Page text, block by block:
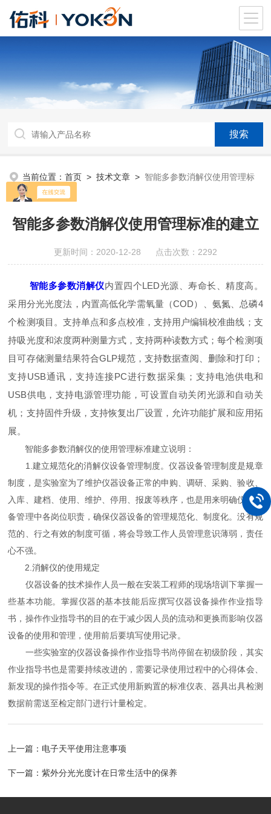
当前位置：首页 >技术文章 > 智能多参数消解仪使用管理标
准的建立
智能多参数消解仪使用管理标准的建立
更新时间：2020-12-28 点击次数：2292
智能多参数消解仪内置四个LED光源、寿命长、精度高。
采用分光光度法，内置高低化学需氧量（COD）、氨氮、总磷4
个检测项目。支持单点和多点校准，支持用户编辑校准曲线；支
持吸光度和浓度两种测量方式，支持两种读数方式；每个检测项
目可存储测量结果符合GLP规范，支持数据查阅、删除和打印；
支持USB通讯，支持连接PC进行数据采集；支持电池供电和
USB供电，支持电源管理功能，可设置自动关闭光源和自动关
机；支持固件升级，支持恢复出厂设置，允许功能扩展和应用拓
展。
智能多参数消解仪的使用管理标准建立说明：
1.建立规范化的消解仪设备管理制度。仪器设备管理制度是规章
制度，是实验室为了维护仪器设备正常的申购、调研、采购、验收、
入库、建档、使用、维护、停用、报废等秩序，也是用来明确仪器设
备管理中各岗位职责，确保仪器设备的管理规范化、制度化。没有规
范的、行之有效的制度可循，将会导致工作人员管理意识薄弱，责任
心不强。
2.消解仪的使用规定
仪器设备的技术操作人员一般在安装工程师的现场培训下掌握一
些基本功能。掌握仪器的基本技能后应撰写仪器设备操作作业指导
书，操作作业指导书的目的在于减少因人员的流动和更换而影响仪器
设备的使用和管理，使用前后要填写使用记录。
一些实验室的仪器设备操作作业指导书尚停留在初级阶段，其实
作业指导书也是需要持续改进的，需要记录使用过程中的心得体会、
新发现的操作指令等。在正式使用新购置的标准仪表、器具出具检测
数据前需送至检定部门进行计量检定。
上一篇： 电子天平使用注意事项
下一篇：紫外分光光度计在日常生活中的保养